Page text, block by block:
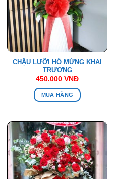
CHẬU LƯỠI HỔ MỪNG KHAI
TRƯƠNG
450.000 VNĐ
MUA HÀNG